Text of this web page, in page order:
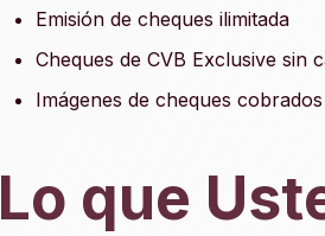
Emisión de cheques ilimitada
Cheques de CVB Exclusive
Imágenes de cheques
Lo que